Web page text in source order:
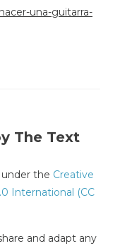
una-guitarra-
The Text
the Creative
International (CC
and adapt any